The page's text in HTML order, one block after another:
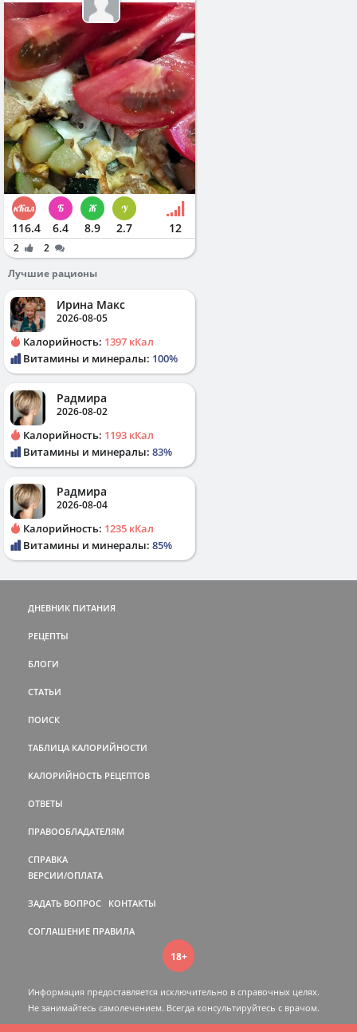
116.4 6.4 8.9 2.7 12
2
2
Лучшие рационы
Ирина Макс
2026-08-05
Калорийность: 1397 кКал
Витамины и минералы: 100%
Радмира
2026-08-02
Калорийность: 1193 кКал
Витамины и минералы: 83%
Радмира
2026-08-04
Калорийность: 1235 кКал
Витамины и минералы: 85%
ДНЕВНИК ПИТАНИЯ
РЕЦЕПТЫ
БЛОГИ
СТАТЬИ
ПОИСК
ТАБЛИЦА КАЛОРИЙНОСТИ
КАЛОРИЙНОСТЬ РЕЦЕПТОВ
ОТВЕТЫ
ПРАВООБЛАДАТЕЛЯМ
СПРАВКА
ВЕРСИИ/ОПЛАТА
ЗАДАТЬ ВОПРОС КОНТАКТЫ
СОГЛАШЕНИЕ ПРАВИЛА
18+
Информация предоставляется исключительно в справочных целях.
Не занимайтесь самолечением. Всегда консультируйтесь c врачом.